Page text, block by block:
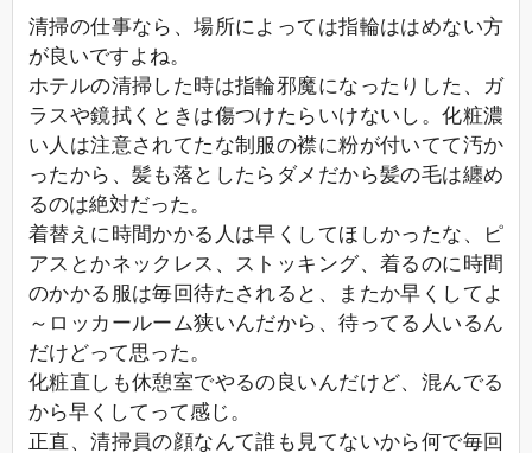
清掃の仕事なら、場所によっては指輪ははめない方
が良いですよね。
ホテルの清掃した時は指輪邪魔になったりした、ガ
ラスや鏡拭くときは傷つけたらいけないし。化粧濃
い人は注意されてたな制服の襟に粉が付いてて汚か
ったから、髪も落としたらダメだから髪の毛は纏め
るのは絶対だった。
着替えに時間かかる人は早くしてほしかったな、ピ
アスとかネックレス、ストッキング、着るのに時間
のかかる服は毎回待たされると、またか早くしてよ
～ロッカールーム狭いんだから、待ってる人いるん
だけどって思った。
化粧直しも休憩室でやるの良いんだけど、混んでる
から早くしてって感じ。
正直、清掃員の顔なんて誰も見てないから何で毎回